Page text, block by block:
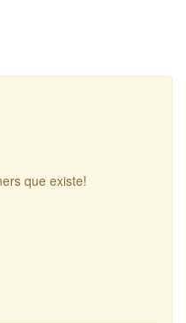
que existe!